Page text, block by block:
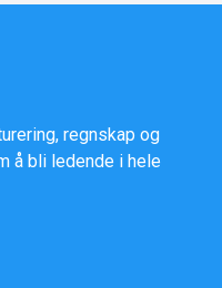
regnskap og
å bli ledende i hele